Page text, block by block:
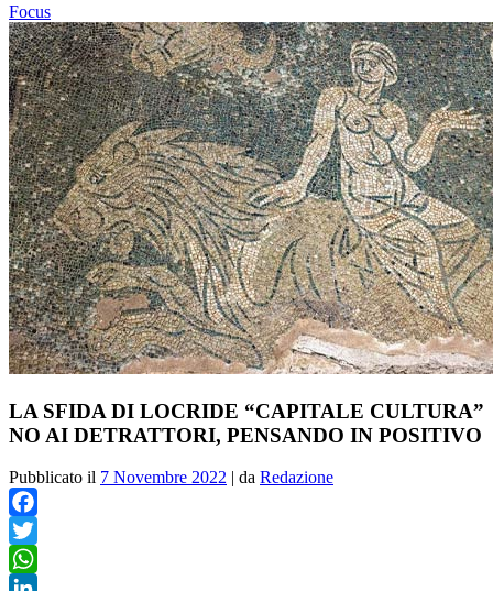
Focus
LA SFIDA DI LOCRIDE “CAPITALE CULTURA”
NO AI DETRATTORI, PENSANDO IN POSITIVO
Pubblicato il 7 Novembre 2022 | da Redazione
Facebook
Twitter